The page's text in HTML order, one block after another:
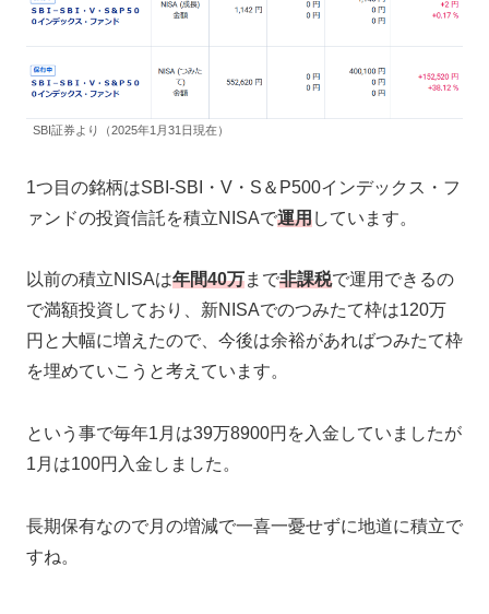
SBI証券より（2025年1月31日現在）
1つ目の銘柄はSBI-SBI・V・S＆P500インデックス・フ
ァンドの投資信託を積立NISAで運用しています。
以前の積立NISAは年間40万まで非課税で運用できるの
で満額投資しており、新NISAでのつみたて枠は120万
円と大幅に増えたので、今後は余裕があればつみたて枠
を埋めていこうと考えています。
という事で毎年1月は39万8900円を入金していましたが
1月は100円入金しました。
長期保有なので月の増減で一喜一憂せずに地道に積立で
すね。